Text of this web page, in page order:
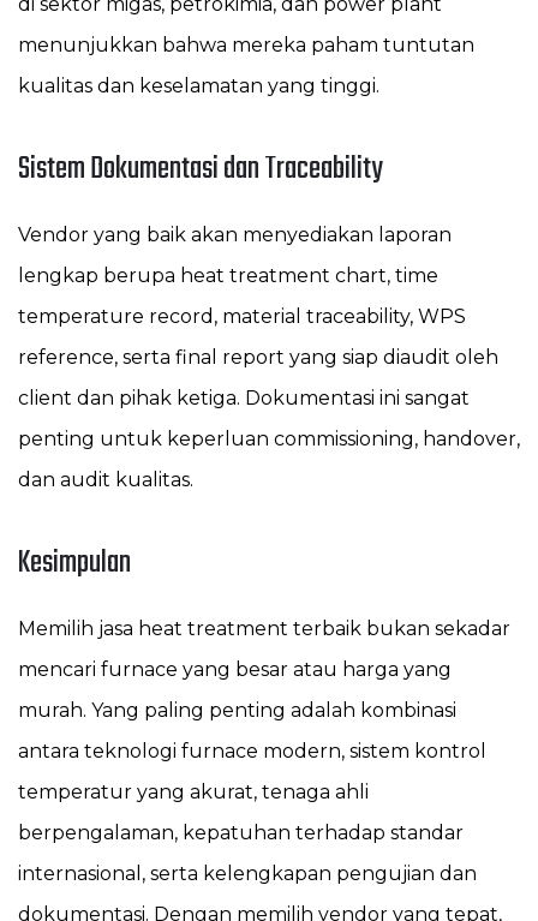
di sektor migas, petrokimia, dan power plant
menunjukkan bahwa mereka paham tuntutan
kualitas dan keselamatan yang tinggi.
Sistem Dokumentasi dan Traceability
Vendor yang baik akan menyediakan laporan
lengkap berupa heat treatment chart, time
temperature record, material traceability, WPS
reference, serta final report yang siap diaudit oleh
client dan pihak ketiga. Dokumentasi ini sangat
penting untuk keperluan commissioning, handover,
dan audit kualitas.
Kesimpulan
Memilih jasa heat treatment terbaik bukan sekadar
mencari furnace yang besar atau harga yang
murah. Yang paling penting adalah kombinasi
antara teknologi furnace modern, sistem kontrol
temperatur yang akurat, tenaga ahli
berpengalaman, kepatuhan terhadap standar
internasional, serta kelengkapan pengujian dan
dokumentasi. Dengan memilih vendor yang tepat,